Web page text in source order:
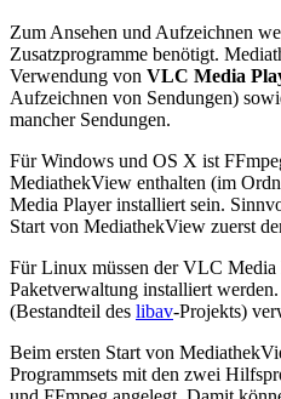
Zum Ansehen und Aufzeichnen
Zusatzprogramme benötigt.
Verwendung von VLC Media
Aufzeichnen von Sendungen)
mancher Sendungen.
Für Windows und OS X ist
MediathekView enthalten (im
Media Player installiert sein.
Start von MediathekView zuerst
Für Linux müssen der VLC Media
Paketverwaltung installiert
(Bestandteil des libav-Projekts)
Beim ersten Start von
Programmsets mit den zwei